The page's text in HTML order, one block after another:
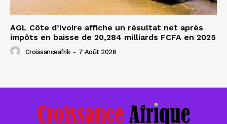
AGL Côte d’Ivoire affiche un résultat net après
impôts en baisse de 20,284 milliards FCFA en 2025
Croissanceafrik - 7 Août 2026